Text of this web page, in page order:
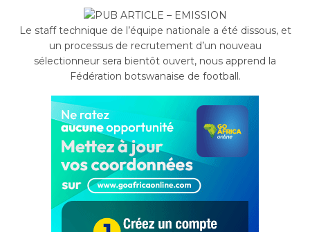
Le staff technique de l’équipe nationale a été dissous, et
un processus de recrutement d’un nouveau
sélectionneur sera bientôt ouvert, nous apprend la
Fédération botswanaise de football.